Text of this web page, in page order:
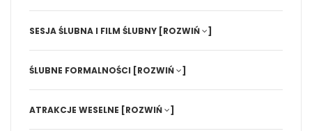
SESJA ŚLUBNA I FILM ŚLUBNY [ROZWIŃ ]
ŚLUBNE FORMALNOŚCI [ROZWIŃ ]
ATRAKCJE WESELNE [ROZWIŃ ]